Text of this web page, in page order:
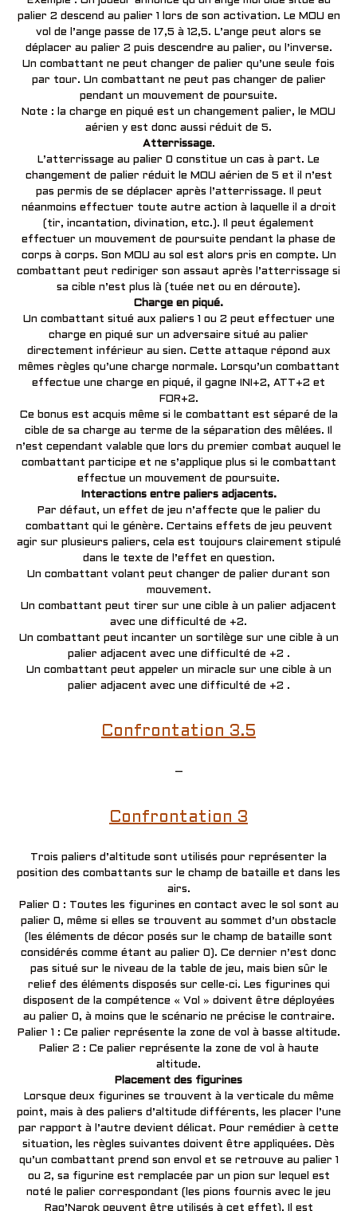
palier 2 descend au palier 1 lors de son activation. Le MOU en
vol de l’ange passe de 17,5 à 12,5. L’ange peut alors se
déplacer au palier 2 puis descendre au palier, ou l’inverse.
Un combattant ne peut changer de palier qu’une seule fois
par tour. Un combattant ne peut pas changer de palier
pendant un mouvement de poursuite.
Note : la charge en piqué est un changement palier, le MOU
aérien y est donc aussi réduit de 5.
Atterrissage.
L’atterrissage au palier 0 constitue un cas à part. Le
changement de palier réduit le MOU aérien de 5 et il n’est
pas permis de se déplacer après l’atterrissage. Il peut
néanmoins effectuer toute autre action à laquelle il a droit
(tir, incantation, divination, etc.). Il peut également
effectuer un mouvement de poursuite pendant la phase de
corps à corps. Son MOU au sol est alors pris en compte. Un
combattant peut rediriger son assaut après l’atterrissage si
sa cible n’est plus là (tuée net ou en déroute).
Charge en piqué.
Un combattant situé aux paliers 1 ou 2 peut effectuer une
charge en piqué sur un adversaire situé au palier
directement inférieur au sien. Cette attaque répond aux
mêmes règles qu’une charge normale. Lorsqu’un combattant
effectue une charge en piqué, il gagne INI+2, ATT+2 et
FOR+2.
Ce bonus est acquis même si le combattant est séparé de la
cible de sa charge au terme de la séparation des mêlées. Il
n’est cependant valable que lors du premier combat auquel le
combattant participe et ne s’applique plus si le combattant
effectue un mouvement de poursuite.
Interactions entre paliers adjacents.
Par défaut, un effet de jeu n’affecte que le palier du
combattant qui le génère. Certains effets de jeu peuvent
agir sur plusieurs paliers, cela est toujours clairement stipulé
dans le texte de l’effet en question.
Un combattant volant peut changer de palier durant son
mouvement.
Un combattant peut tirer sur une cible à un palier adjacent
avec une difficulté de +2.
Un combattant peut incanter un sortilège sur une cible à un
palier adjacent avec une difficulté de +2 .
Un combattant peut appeler un miracle sur une cible à un
palier adjacent avec une difficulté de +2 .
Confrontation 3.5
–
Confrontation 3
Trois paliers d’altitude sont utilisés pour représenter la
position des combattants sur le champ de bataille et dans les
airs.
Palier 0 : Toutes les figurines en contact avec le sol sont au
palier 0, même si elles se trouvent au sommet d’un obstacle
(les éléments de décor posés sur le champ de bataille sont
considérés comme étant au palier 0). Ce dernier n’est donc
pas situé sur le niveau de la table de jeu, mais bien sûr le
relief des éléments disposés sur celle-ci. Les figurines qui
disposent de la compétence « Vol » doivent être déployées
au palier 0, à moins que le scénario ne précise le contraire.
Palier 1 : Ce palier représente la zone de vol à basse altitude.
Palier 2 : Ce palier représente la zone de vol à haute
altitude.
Placement des figurines
Lorsque deux figurines se trouvent à la verticale du même
point, mais à des paliers d’altitude différents, les placer l’une
par rapport à l’autre devient délicat. Pour remédier à cette
situation, les règles suivantes doivent être appliquées. Dès
qu’un combattant prend son envol et se retrouve au palier 1
ou 2, sa figurine est remplacée par un pion sur lequel est
noté le palier correspondant (les pions fournis avec le jeu
Rag’Narok peuvent être utilisés à cet effet). Il est